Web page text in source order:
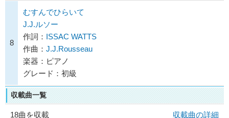
8
むすんでひらいて
J.J.ルソー
作詞： ISSAC WATTS
作曲： J.J.Rousseau
楽器：ピアノ
グレード：初級
収載曲一覧
18曲を収載
収載曲の詳細